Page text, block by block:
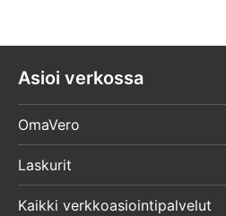
Asioi verkossa
OmaVero
Laskurit
Kaikki verkkoasiointipalvelut